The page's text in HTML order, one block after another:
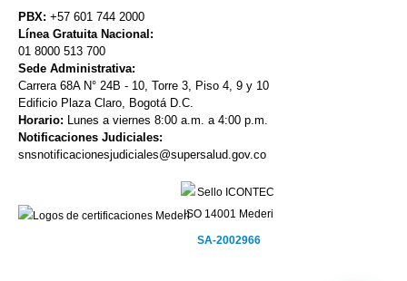
PBX: +57 601 744 2000
Línea Gratuita Nacional:
01 8000 513 700
Sede Administrativa:
Carrera 68A N° 24B - 10, Torre 3, Piso 4, 9 y 10
Edificio Plaza Claro, Bogotá D.C.
Horario: Lunes a viernes 8:00 a.m. a 4:00 p.m.
Notificaciones Judiciales:
snsnotificacionesjudiciales@supersalud.gov.co
SA-2002966